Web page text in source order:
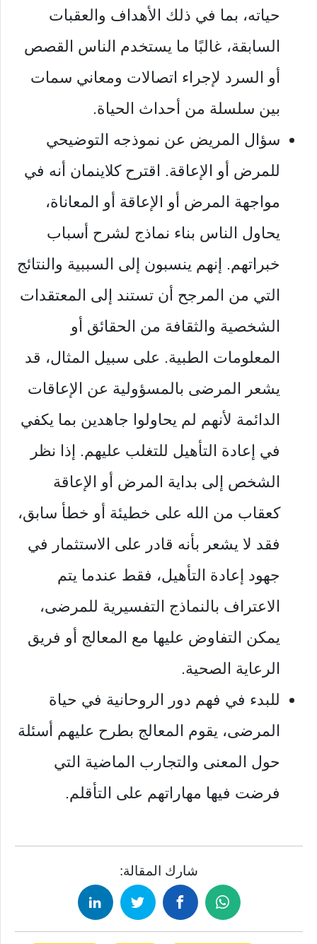
حياته، بما في ذلك الأهداف والعقبات
السابقة، غالبًا ما يستخدم الناس القصص
أو السرد لإجراء اتصالات ومعاني سمات
بين سلسلة من أحداث الحياة.
سؤال المريض عن نموذجه التوضيحي
للمرض أو الإعاقة. اقترح كلاينمان أنه في
مواجهة المرض أو الإعاقة أو المعاناة،
يحاول الناس بناء نماذج لشرح أسباب
خبراتهم. إنهم ينسبون إلى السببية والنتائج
التي من المرجح أن تستند إلى المعتقدات
الشخصية والثقافة من الحقائق أو
المعلومات الطبية. على سبيل المثال، قد
يشعر المرضى بالمسؤولية عن الإعاقات
الدائمة لأنهم لم يحاولوا جاهدين بما يكفي
في إعادة التأهيل للتغلب عليهم. إذا نظر
الشخص إلى بداية المرض أو الإعاقة
كعقاب من الله على خطيئة أو خطأ سابق،
فقد لا يشعر بأنه قادر على الاستثمار في
جهود إعادة التأهيل، فقط عندما يتم
الاعتراف بالنماذج التفسيرية للمرضى،
يمكن التفاوض عليها مع المعالج أو فريق
الرعاية الصحية.
للبدء في فهم دور الروحانية في حياة
المرضى، يقوم المعالج بطرح عليهم أسئلة
حول المعنى والتجارب الماضية التي
فرضت فيها مهاراتهم على التأقلم.
شارك المقالة: